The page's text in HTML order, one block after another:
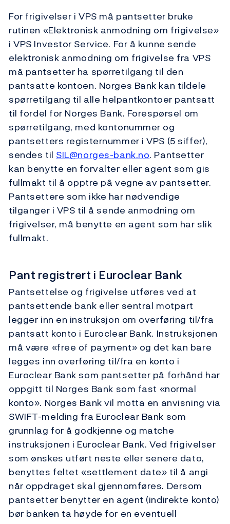
For frigivelser i VPS må pantsetter bruke
rutinen «Elektronisk anmodning om frigivelse»
i VPS Investor Service. For å kunne sende
elektronisk anmodning om frigivelse fra VPS
må pantsetter ha spørretilgang til den
pantsatte kontoen. Norges Bank kan tildele
spørretilgang til alle helpantkontoer pantsatt
til fordel for Norges Bank. Forespørsel om
spørretilgang, med kontonummer og
pantsetters registernummer i VPS (5 siffer),
sendes til SIL@norges-bank.no. Pantsetter
kan benytte en forvalter eller agent som gis
fullmakt til å opptre på vegne av pantsetter.
Pantsettere som ikke har nødvendige
tilganger i VPS til å sende anmodning om
frigivelser, må benytte en agent som har slik
fullmakt.
Pant registrert i Euroclear Bank
Pantsettelse og frigivelse utføres ved at
pantsettende bank eller sentral motpart
legger inn en instruksjon om overføring til/fra
pantsatt konto i Euroclear Bank. Instruksjonen
må være «free of payment» og det kan bare
legges inn overføring til/fra en konto i
Euroclear Bank som pantsetter på forhånd har
oppgitt til Norges Bank som fast «normal
konto». Norges Bank vil motta en anvisning via
SWIFT-melding fra Euroclear Bank som
grunnlag for å godkjenne og matche
instruksjonen i Euroclear Bank. Ved frigivelser
som ønskes utført neste eller senere dato,
benyttes feltet «settlement date» til å angi
når oppdraget skal gjennomføres. Dersom
pantsetter benytter en agent (indirekte konto)
bør banken ta høyde for en eventuell